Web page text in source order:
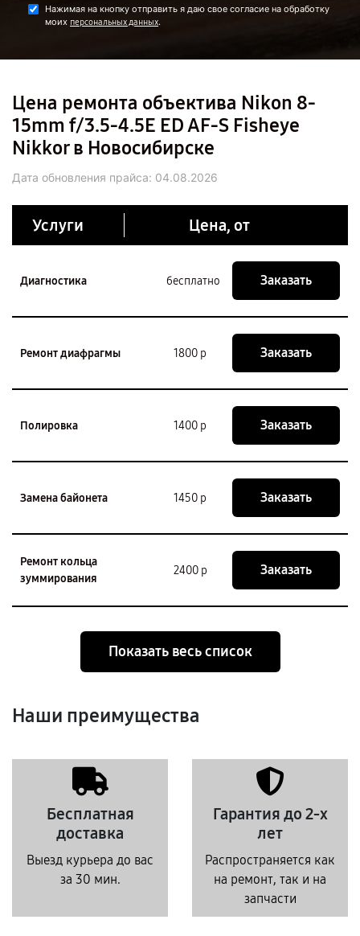
Нажимая на кнопку отправить я даю свое согласие на обработку
моих персональных данных.
Цена ремонта объектива Nikon 8-
15mm f/3.5-4.5E ED AF-S Fisheye
Nikkor в Новосибирске
Дата обновления прайса: 04.08.2026
Услуги Цена, от
Диагностика бесплатно Заказать
Ремонт диафрагмы 1800 р Заказать
Полировка 1400 р Заказать
Замена байонета 1450 р Заказать
Ремонт кольца
зуммирования
2400 р Заказать
Показать весь список
Наши преимущества
Бесплатная
доставка
Выезд курьера до вас
за 30 мин.
Гарантия до 2-х
лет
Распространяется как
на ремонт, так и на
запчасти